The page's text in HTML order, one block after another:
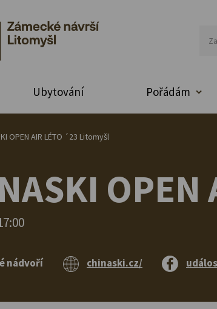
Ubytování Pořádám
OPEN AIR LÉTO ´23 Litomyšl
nádvoří chinaski.cz/